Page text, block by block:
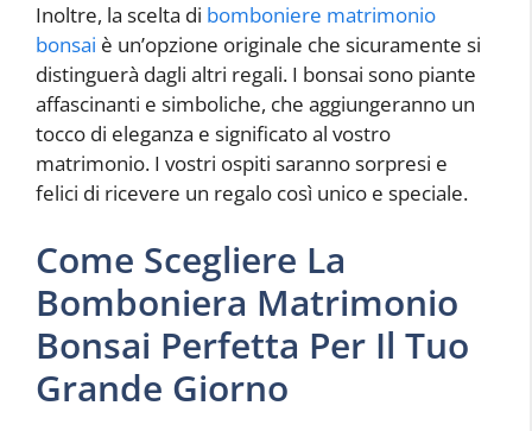
Inoltre, la scelta di bomboniere matrimonio
bonsai è un’opzione originale che sicuramente si
distinguerà dagli altri regali. I bonsai sono piante
affascinanti e simboliche, che aggiungeranno un
tocco di eleganza e significato al vostro
matrimonio. I vostri ospiti saranno sorpresi e
felici di ricevere un regalo così unico e speciale.
Come Scegliere La
Bomboniera Matrimonio
Bonsai Perfetta Per Il Tuo
Grande Giorno